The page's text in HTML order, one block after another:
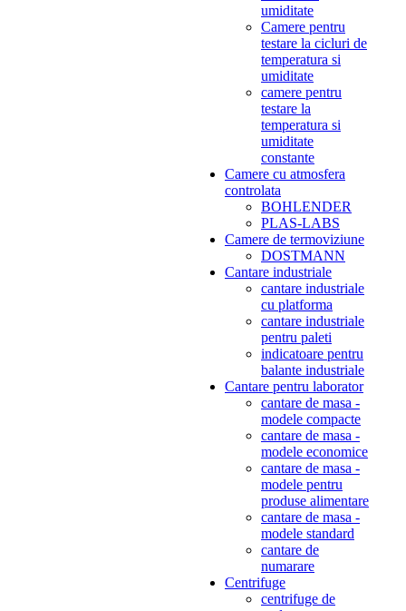
umiditate
Camere pentru
testare la cicluri de
temperatura si
umiditate
camere pentru
testare la
temperatura si
umiditate
constante
Camere cu atmosfera
controlata
BOHLENDER
PLAS-LABS
Camere de termoviziune
DOSTMANN
Cantare industriale
cantare industriale
cu platforma
cantare industriale
pentru paleti
indicatoare pentru
balante industriale
Cantare pentru laborator
cantare de masa -
modele compacte
cantare de masa -
modele economice
cantare de masa -
modele pentru
produse alimentare
cantare de masa -
modele standard
cantare de
numarare
Centrifuge
centrifuge de